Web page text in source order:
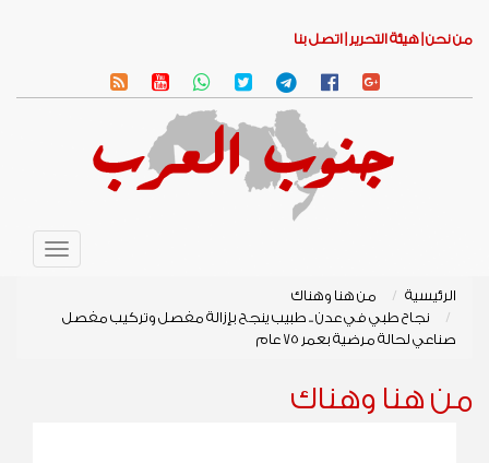
من نحن | هيئة التحرير | اتصل بنا
Toggle
الرئيسية
من هنا وهناك
نجاح طبي في عدن .. طبيب ينجح بإزالة مفصل وتركيب مفصل
صناعي لحالة مرضية بعمر 75 عام
من هنا وهناك